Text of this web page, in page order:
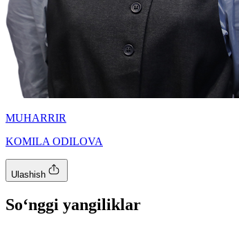
MUHARRIR
KOMILA ODILOVA
Ulashish
So‘nggi yangiliklar